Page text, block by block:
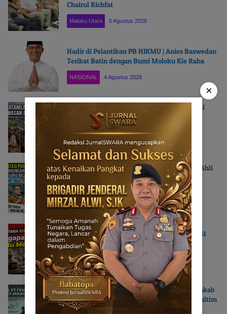
Chairul Richfat
Maluku Utara 5 Agustus 2026
Hadir di Pelantikan PB HIKMU | Anies Baswedan
Terikat Batin dengan Bumi Moloku Kie Raha
NASIONAL 4 Agustus 2026
Beroperasi Tanpa AMDAL dan Cemari Sungai
Kukuba, LATAMLA Desak PT Feni Haltim
Diproses Pidana
Maluku Utara 3 Agustus 2026
Konsultasi Publik AMDAL | LATAMLA Duga Ahli
Lingkungan dan Kadis LH Provinsi Jadi Juru
Bicara PT. Feni Haltim
Maluku Utara 2 Agustus 2026
Izin Usaha Pertambangan | ANTARA KONSESI
DAN KONSTITUSI
OPINI 1 Agustus 2026
LATAMLA Warning Pemprov Malut dan Pemkab
Haltim : Bahas AMDAL di Jakarta, PT Feni Haltim
Beresiko Terjerat Hukum
×